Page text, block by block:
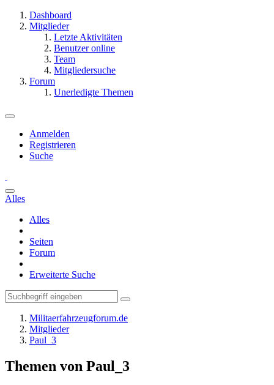
Dashboard
Mitglieder
Letzte Aktivitäten
Benutzer online
Team
Mitgliedersuche
Forum
Unerledigte Themen
Anmelden
Registrieren
Suche
Alles
Alles
Seiten
Forum
Erweiterte Suche
Militaerfahrzeugforum.de
Mitglieder
Paul_3
Themen von Paul_3